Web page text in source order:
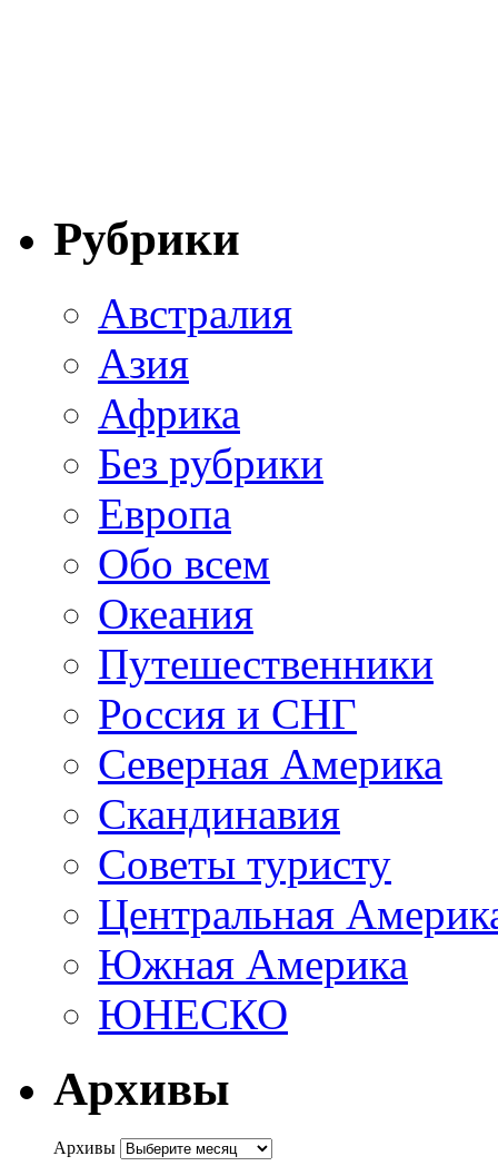
Рубрики
Австралия
Азия
Африка
Без рубрики
Европа
Обо всем
Океания
Путешественники
Россия и СНГ
Северная Америка
Скандинавия
Советы туристу
Центральная
Южная Америка
ЮНЕСКО
Архивы
Архивы